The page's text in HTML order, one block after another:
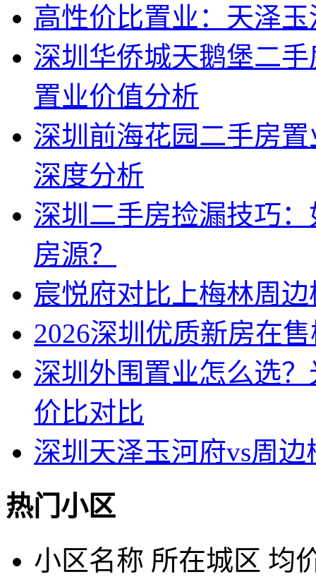
高性价比置业：天泽
深圳华侨城天鹅堡二
置业价值分析
深圳前海花园二手房
深度分析
深圳二手房捡漏技巧
房源？
宸悦府对比上梅林周
2026深圳优质新房在
深圳外围置业怎么选
价比对比
深圳天泽玉河府vs周
热门小区
小区名称 所在城区 均